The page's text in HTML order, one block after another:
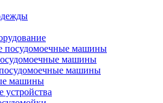
посудомоечные машины
машины
машины
машины